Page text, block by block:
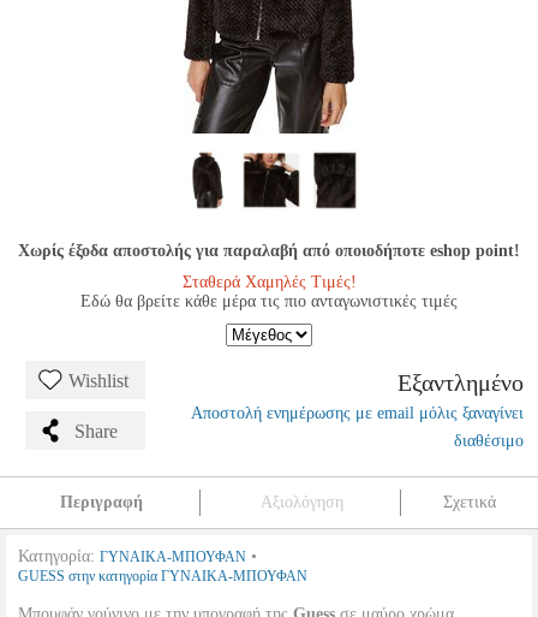
Χωρίς έξοδα αποστολής για παραλαβή από οποιοδήποτε eshop point!
Σταθερά Χαμηλές Τιμές!
Εδώ θα βρείτε κάθε μέρα τις πιο ανταγωνιστικές τιμές
Wishlist
Share
Εξαντλημένο
Αποστολή ενημέρωσης με email μόλις ξαναγίνει
διαθέσιμο
Περιγραφή Αξιολόγηση Σχετικά
Κατηγορία: ΓΥΝΑΙΚΑ-ΜΠΟΥΦΑΝ •
GUESS στην κατηγορία ΓΥΝΑΙΚΑ-ΜΠΟΥΦΑΝ